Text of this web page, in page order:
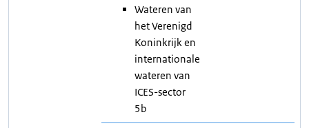
Wateren van
het Verenigd
Koninkrijk en
internationale
wateren van
ICES-sector
5b